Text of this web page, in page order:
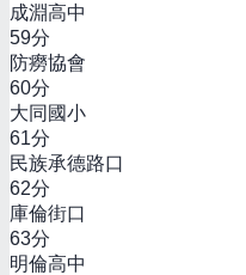
成淵高中
59分
防癆協會
60分
大同國小
61分
民族承德路口
62分
庫倫街口
63分
明倫高中